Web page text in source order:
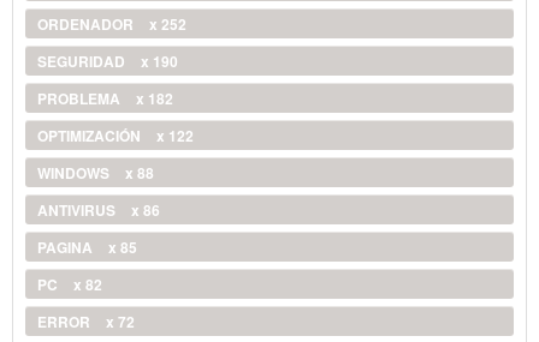
ORDENADOR
x 252
SEGURIDAD
x 190
PROBLEMA
x 182
OPTIMIZACIÓN
x 122
WINDOWS
x 88
ANTIVIRUS
x 86
PAGINA
x 85
PC
x 82
ERROR
x 72